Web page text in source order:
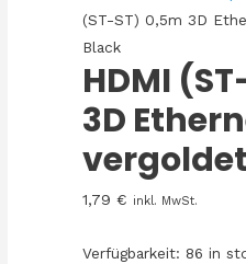
(ST-ST) 0,5m 3D
Black
HDMI
3D
1,79€ inkl. MwSt.
Verfügbarkeit: 86 in